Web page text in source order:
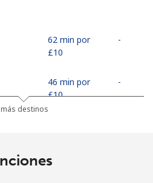
62 min por
⁦£10⁩
-
46 min por
⁦£10⁩
-
91 min por
destinos